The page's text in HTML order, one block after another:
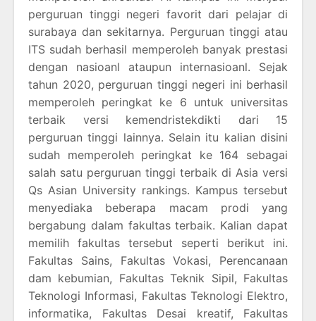
perguruan tinggi negeri favorit dari pelajar di
surabaya dan sekitarnya. Perguruan tinggi atau
ITS sudah berhasil memperoleh banyak prestasi
dengan nasioanl ataupun internasioanl. Sejak
tahun 2020, perguruan tinggi negeri ini berhasil
memperoleh peringkat ke 6 untuk universitas
terbaik versi kemendristekdikti dari 15
perguruan tinggi lainnya. Selain itu kalian disini
sudah memperoleh peringkat ke 164 sebagai
salah satu perguruan tinggi terbaik di Asia versi
Qs Asian University rankings. Kampus tersebut
menyediaka beberapa macam prodi yang
bergabung dalam fakultas terbaik. Kalian dapat
memilih fakultas tersebut seperti berikut ini.
Fakultas Sains, Fakultas Vokasi, Perencanaan
dam kebumian, Fakultas Teknik Sipil, Fakultas
Teknologi Informasi, Fakultas Teknologi Elektro,
informatika, Fakultas Desai kreatif, Fakultas